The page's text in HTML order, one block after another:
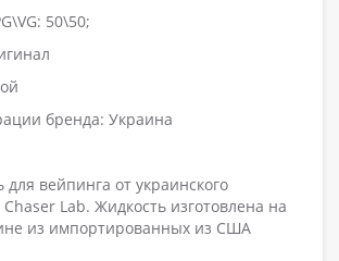
50\50;
бренда: Украина
для вейпинга от украинского
Lab. Жидкость изготовлена на
из импортированных из США